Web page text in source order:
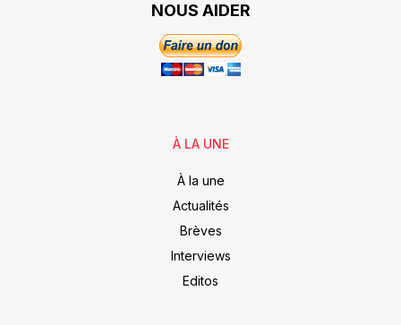
NOUS AIDER
À LA UNE
À la une
Actualités
Brèves
Interviews
Editos